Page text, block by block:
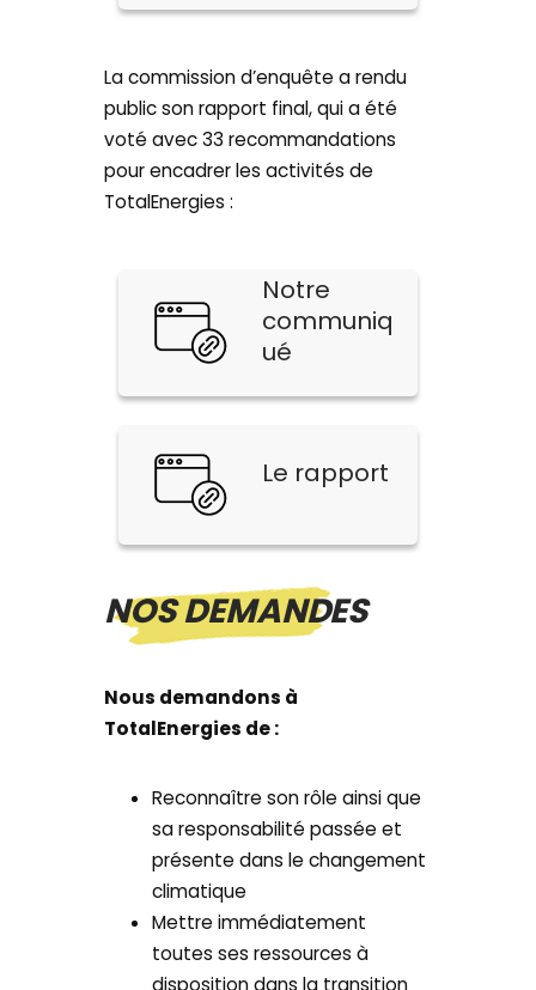
La commission d’enquête a rendu
public son rapport final, qui a été
voté avec 33 recommandations
pour encadrer les activités de
TotalEnergies :
Notre
communiq
ué
Le rapport
NOS DEMANDES
Nous demandons à
TotalEnergies de :
Reconnaître son rôle ainsi que
sa responsabilité passée et
présente dans le changement
climatique
Mettre immédiatement
toutes ses ressources à
disposition dans la transition